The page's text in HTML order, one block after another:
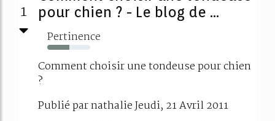
1
pour chien ? - Le blog de ...
Pertinence
51%
Comment choisir une tondeuse pour chien
?
Publié par nathalie Jeudi, 21 Avril 2011